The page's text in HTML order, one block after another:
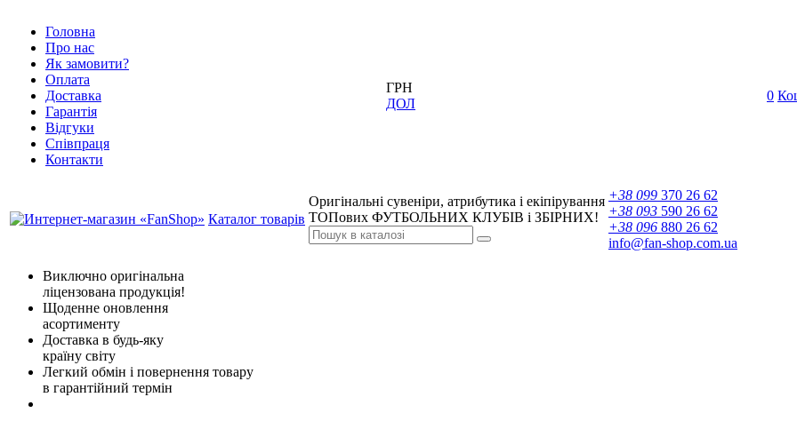
Головна
Про нас
Як замовити?
Оплата
Доставка
Гарантія
Відгуки
Співпраця
Контакти
ГРН
ДОЛ
0
Каталог товарів
Оригінальні сувеніри, атрибутика і екіпірування
ТОПових ФУТБОЛЬНИХ КЛУБІВ і ЗБІРНИХ!
+38 099 370 26 62
+38 093 590 26 62
+38 096 880 26 62
info@fan-shop.com.ua
Виключно оригінальна
ліцензована продукція!
Щоденне оновлення
асортименту
Доставка в будь-яку
країну світу
Легкий обмін і повернення товару
в гарантійний термін